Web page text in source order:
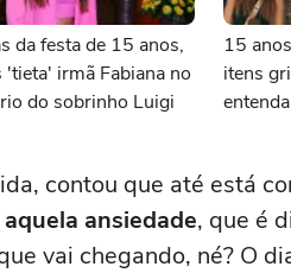
da festa de 15 anos,
'tieta' irmã Fabiana no
do sobrinho Luigi
15
itens
contou que até está
ansiedade, que é
vai chegando, né? O